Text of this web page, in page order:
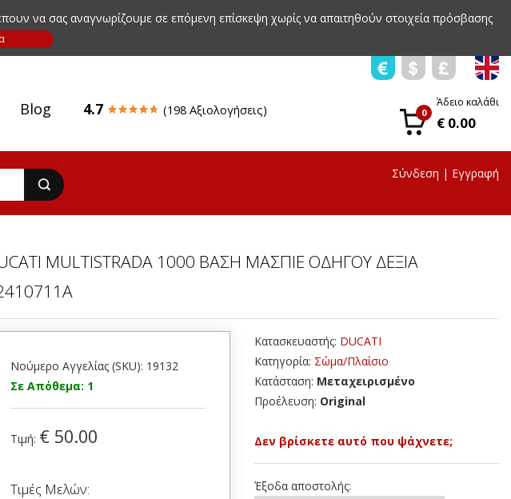
να σας αναγνωρίζουμε σε επόμενη επίσκεψη χωρίς να απαιτηθούν στοιχεία πρόσβασης
Blog 4.7 (198 Αξιολογήσεις) 0
Άδειο καλάθι
€ 0.00
Σύνδεση | Εγγραφή
MULTISTRADA 1000 ΒΑΣΗ ΜΑΣΠΙΕ ΟΔΗΓΟΥ ΔΕΞΙΑ
Νούμερο Αγγελίας (SKU): 19132
Σε Απόθεμα: 1
Τιμή: € 50.00
Τιμές Μελών:
Κατασκευαστής: DUCATI
Κατηγορία: Σώμα/Πλαίσιο
Κατάσταση: Μεταχειρισμένο
Προέλευση: Original
Δεν βρίσκετε αυτό που ψάχνετε;
Έξοδα αποστολής: